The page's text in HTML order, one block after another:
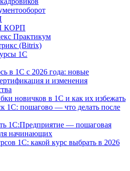
КОРП
Практикум
(Bitrix)
1С
в 1С с 2026 года: новые
и изменения
новичков в 1С и как их избежать
1С: пошагово — что делать после
1С:Предприятие — пошаговая
начинающих
1С: какой курс выбрать в 2026